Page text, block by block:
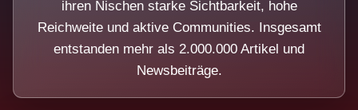
ihren Nischen starke Sichtbarkeit, hohe
Reichweite und aktive Communities. Insgesamt
entstanden mehr als 2.000.000 Artikel und
Newsbeiträge.